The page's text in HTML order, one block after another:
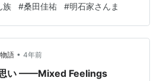
ばばあに与えられた 桑田佳祐氏の
よる超豪華な専用テーマです。 何
バカバカしい曲にも関わらず、
っぷりで バラードとしてしっとり
が悔しい（爆笑）！！ 深夜ラジオ
族 #桑田佳祐 #明石家さんま
語 • 4年前
い ——Mixed Feelings